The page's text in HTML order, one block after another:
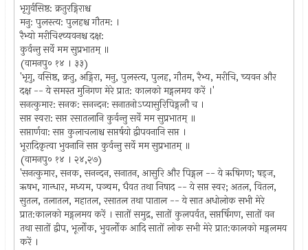
भृगुर्वसिष्ठ: क्रतुरड्गिराश्च
मनु: पुलस्त्य: पुलहश्च गौतम: ।
रैभ्यो मरीचिश्च्यवनश्च दक्ष:
कुर्वन्तु सर्वे मम सुप्रभातम् ॥
(वामनपु० १४ । ३३)
'भृगु, वसिष्ठ, क्रतु, अड्गिरा, मनु, पुलस्त्य, पुलह, गौतम, रैभ्य, मरीचि, च्यवन और
दक्ष -- ये समस्त मुनिगण मेरे प्रात: कालको मड्गलमय करें ।'
सनत्कुमार: सनक: सनन्दन: सनातनोऽप्यासुरिपिड्गलौ च ।
सप्त स्वरा: सप्त रसातलानि कुर्वन्तु सर्वे मम सुप्रभातम् ॥
सप्तार्णवा: सप्त कुलाचलाश्च सप्तर्षयो द्वीपवनानि सप्त ।
भूरादिकृत्वा भुवनानि सप्त कुर्वन्तु सर्वे मम सुप्रभातम् ॥
(वामनपु० १४ । २४,२७)
'सनत्कुमार, सनक, सनन्दन, सनातन, आसुरि और पिड्गल -- ये ऋषिगण; षड्ज,
ऋषभ, गान्धार, मध्यम, पञ्चम, धैवत तथा निषाद -- ये सप्त स्वर; अतल, वितल,
सुतल, तलातल, महातल, रसातल तथा पाताल -- ये सात अधोलोक सभी मेरे
प्रात:कालको मड्गलमय करें । सातों समुद्र, सातों कुलपर्वत, सप्तर्षिगण, सातों वन
तथा सातों द्वीप, भूर्लोक, भुवर्लोक आदि सातों लोक सभी मेरे प्रात:कालको मड्गलमय
करें ।